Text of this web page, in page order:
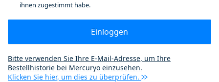
ihnen zugestimmt habe.
Einloggen
Bitte verwenden Sie Ihre E-Mail-Adresse, um Ihre
Bestellhistorie bei Mercuryo einzusehen.
Klicken Sie hier, um dies zu überprüfen.